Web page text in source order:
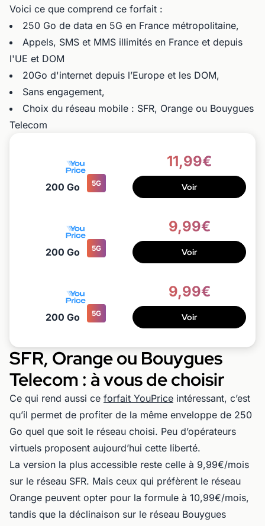
Voici ce que comprend ce forfait :
250 Go de data en 5G en France métropolitaine,
Appels, SMS et MMS illimités en France et depuis
l'UE et DOM
20Go d'internet depuis l’Europe et les DOM,
Sans engagement,
Choix du réseau mobile : SFR, Orange ou Bouygues
Telecom
200 Go 5G
11,99€
Voir
200 Go 5G
9,99€
Voir
200 Go 5G
9,99€
Voir
SFR, Orange ou Bouygues
Telecom : à vous de choisir
Ce qui rend aussi ce forfait YouPrice intéressant, c’est
qu’il permet de profiter de la même enveloppe de 250
Go quel que soit le réseau choisi. Peu d’opérateurs
virtuels proposent aujourd’hui cette liberté.
La version la plus accessible reste celle à 9,99€/mois
sur le réseau SFR. Mais ceux qui préfèrent le réseau
Orange peuvent opter pour la formule à 10,99€/mois,
tandis que la déclinaison sur le réseau Bouygues